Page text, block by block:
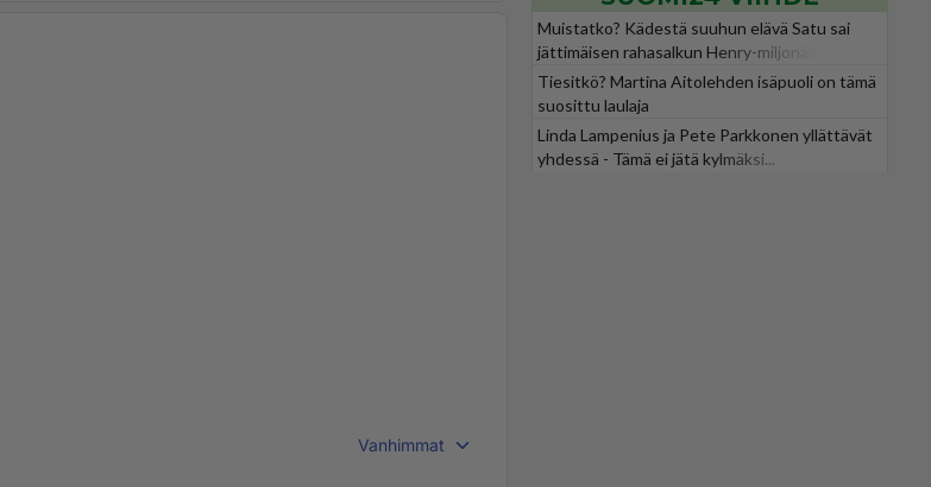
Vanhimmat
Muistatko? Kädestä suuhun elävä Satu sai
jättimäisen rahasalkun Henry-miljonääriltä
Tiesitkö? Martina Aitolehden isäpuoli on tämä
suosittu laulaja
Linda Lampenius ja Pete Parkkonen yllättävät
yhdessä - Tämä ei jätä kylmäksi...